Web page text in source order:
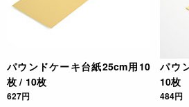
パウンドケーキ台紙25cm用10
枚 / 10枚
627円
パウ
10枚
484円